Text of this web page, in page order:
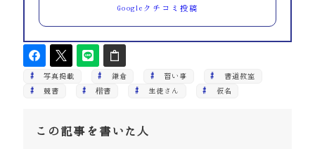
Googleクチコミ投稿
写真掲載 鎌倉 習い事 書道教室
競書 楷書 生徒さん 仮名
この記事を書いた人